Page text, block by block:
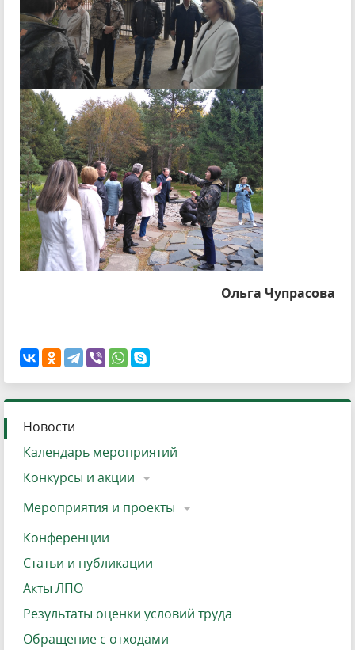
Ольга Чупрасова
Новости
Календарь мероприятий
Конкурсы и акции
Мероприятия и проекты
Конференции
Статьи и публикации
Акты ЛПО
Результаты оценки условий труда
Обращение с отходами